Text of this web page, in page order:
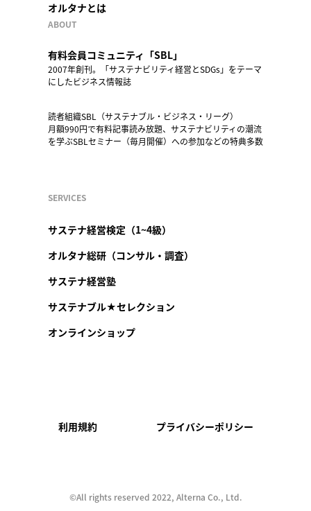
オルタナとは
ABOUT
有料会員コミュニティ「SBL」
2007年創刊。「サステナビリティ経営とSDGs」をテーマ
にしたビジネス情報誌
読者組織SBL（サステナブル・ビジネス・リーグ）
月額990円で有料記事読み放題、サステナビリティの潮流
を学ぶSBLセミナー（毎月開催）への参加などの特典多数
SERVICES
サステナ経営検定（1~4級）
オルタナ総研（コンサル・調査）
サステナ経営塾
サステナブル★セレクション
オンラインショップ
利用規約 プライバシーポリシー
©︎All rights reserved 2022, Alterna Co., Ltd.